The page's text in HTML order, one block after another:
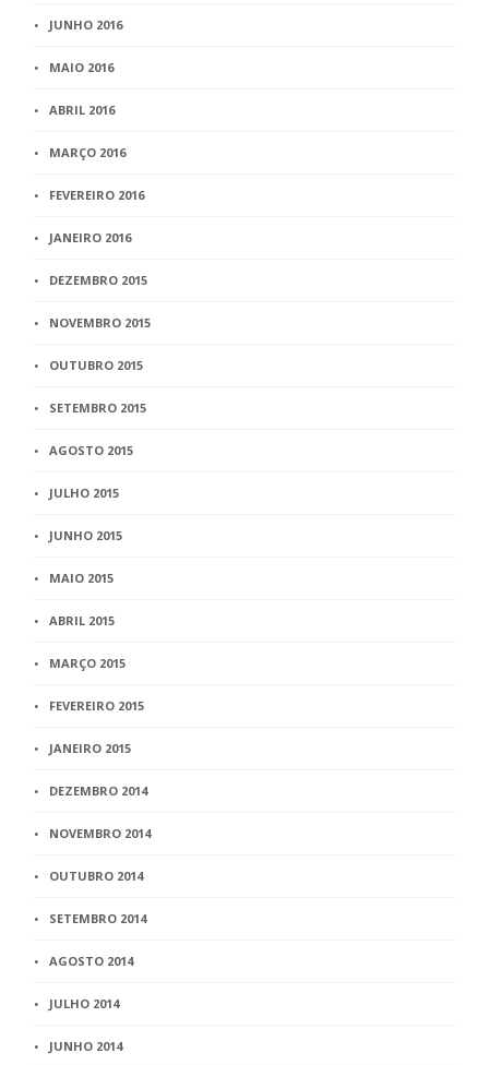
JUNHO 2016
MAIO 2016
ABRIL 2016
MARÇO 2016
FEVEREIRO 2016
JANEIRO 2016
DEZEMBRO 2015
NOVEMBRO 2015
OUTUBRO 2015
SETEMBRO 2015
AGOSTO 2015
JULHO 2015
JUNHO 2015
MAIO 2015
ABRIL 2015
MARÇO 2015
FEVEREIRO 2015
JANEIRO 2015
DEZEMBRO 2014
NOVEMBRO 2014
OUTUBRO 2014
SETEMBRO 2014
AGOSTO 2014
JULHO 2014
JUNHO 2014